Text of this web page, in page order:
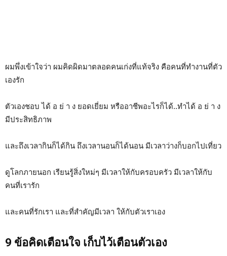
ผมพึ่งเข้าใจว่า ผมคิดผิดมาตลอดคนเก่งที่แท้จริง คือคนที่ทำงานที่ตัว
เองรัก
ตัวเองชอบ ได้ อ ย่ า ง ยอดเยี่ยม หรืออาชีพอะไรก็ได้..ทำได้ อ ย่ า ง
มีประสิทธิภาพ
และถึงเวลากินก็ได้กิน ถึงเวลานอนก็ได้นอน มีเวลาว่างก็บอกไปเที่ยว
ดูโลกภายนอก เรียนรู้สิ่งใหม่ๆ มีเวลาให้กับครอบครัว มีเวลาให้กับ
คนที่เรารัก
และคนที่รักเรา และที่สำคัญมีเวลา ให้กับตัวเราเอง
9 ข้อคิดเตือนใจ เก็บไว้เตือนตัวเอง